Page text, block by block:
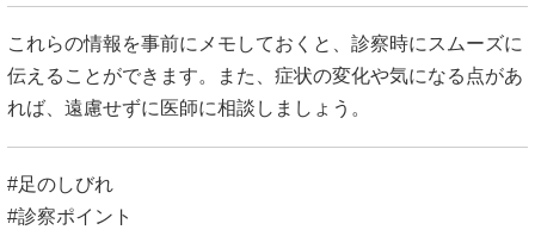
これらの情報を事前にメモしておくと、診察時にスムーズに
伝えることができます。
また、症状の変化や気になる点があ
れば、遠慮せずに医師に相談しましょう。
#足のしびれ
#診察ポイント